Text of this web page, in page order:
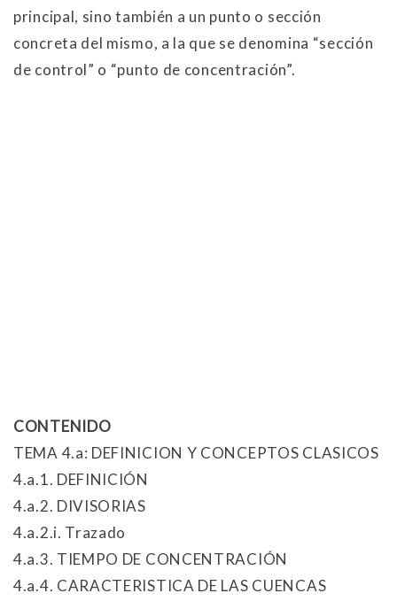
principal, sino también a un punto o sección
concreta del mismo, a la que se denomina “sección
de control” o “punto de concentración”.
CONTENIDO
TEMA 4.a: DEFINICION Y CONCEPTOS CLASICOS
4.a.1. DEFINICIÓN
4.a.2. DIVISORIAS
4.a.2.i. Trazado
4.a.3. TIEMPO DE CONCENTRACIÓN
4.a.4. CARACTERISTICA DE LAS CUENCAS